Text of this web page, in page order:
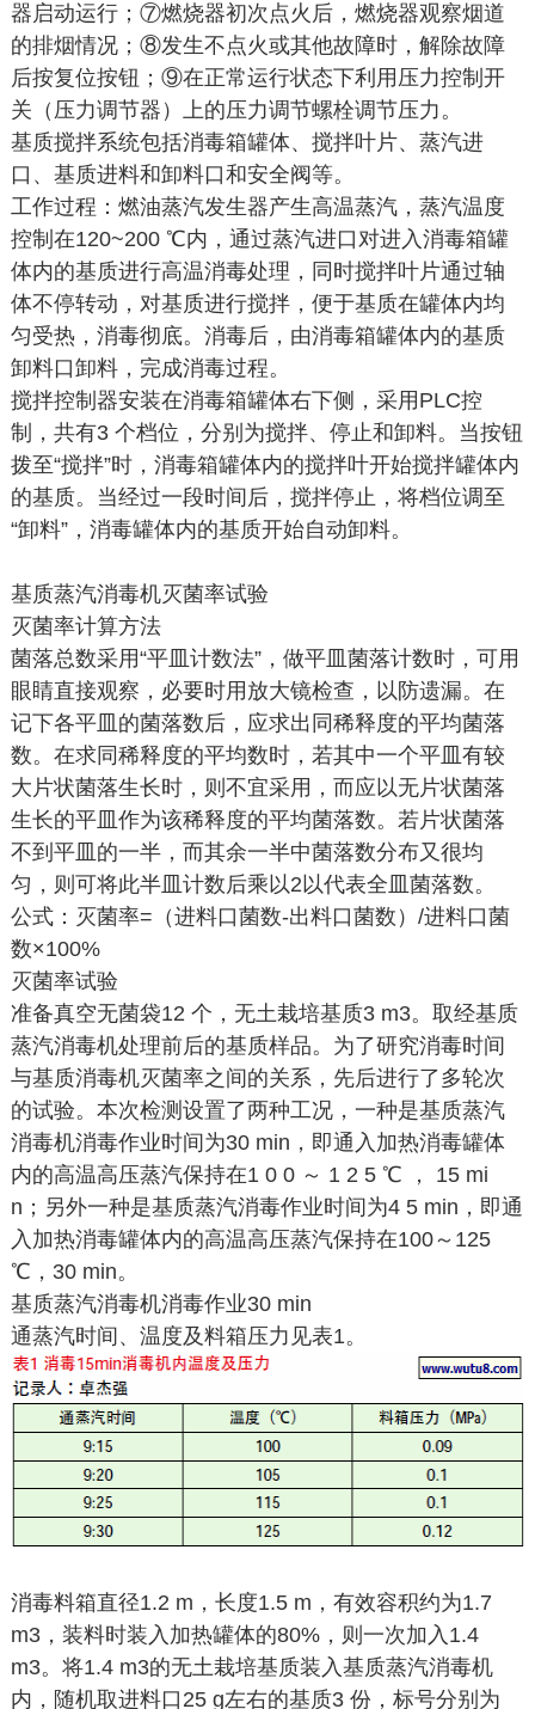
器启动运行；⑦燃烧器初次点火后，燃烧器观察烟道
的排烟情况；⑧发生不点火或其他故障时，解除故障
后按复位按钮；⑨在正常运行状态下利用压力控制开
关（压力调节器）上的压力调节螺栓调节压力。
基质搅拌系统包括消毒箱罐体、搅拌叶片、蒸汽进
口、基质进料和卸料口和安全阀等。
工作过程：燃油蒸汽发生器产生高温蒸汽，蒸汽温度
控制在120~200 ℃内，通过蒸汽进口对进入消毒箱罐
体内的基质进行高温消毒处理，同时搅拌叶片通过轴
体不停转动，对基质进行搅拌，便于基质在罐体内均
匀受热，消毒彻底。消毒后，由消毒箱罐体内的基质
卸料口卸料，完成消毒过程。
搅拌控制器安装在消毒箱罐体右下侧，采用PLC控
制，共有3 个档位，分别为搅拌、停止和卸料。当按钮
拨至“搅拌”时，消毒箱罐体内的搅拌叶开始搅拌罐体内
的基质。当经过一段时间后，搅拌停止，将档位调至
“卸料”，消毒罐体内的基质开始自动卸料。
基质蒸汽消毒机灭菌率试验
灭菌率计算方法
菌落总数采用“平皿计数法”，做平皿菌落计数时，可用
眼睛直接观察，必要时用放大镜检查，以防遗漏。在
记下各平皿的菌落数后，应求出同稀释度的平均菌落
数。在求同稀释度的平均数时，若其中一个平皿有较
大片状菌落生长时，则不宜采用，而应以无片状菌落
生长的平皿作为该稀释度的平均菌落数。若片状菌落
不到平皿的一半，而其余一半中菌落数分布又很均
匀，则可将此半皿计数后乘以2以代表全皿菌落数。
公式：灭菌率=（进料口菌数-出料口菌数）/进料口菌
数×100%
灭菌率试验
准备真空无菌袋12 个，无土栽培基质3 m3。取经基质
蒸汽消毒机处理前后的基质样品。为了研究消毒时间
与基质消毒机灭菌率之间的关系，先后进行了多轮次
的试验。本次检测设置了两种工况，一种是基质蒸汽
消毒机消毒作业时间为30 min，即通入加热消毒罐体
内的高温高压蒸汽保持在1 0 0 ～ 1 2 5 ℃ ， 15 mi
n；另外一种是基质蒸汽消毒作业时间为4 5 min，即通
入加热消毒罐体内的高温高压蒸汽保持在100～125
℃，30 min。
基质蒸汽消毒机消毒作业30 min
通蒸汽时间、温度及料箱压力见表1。
消毒料箱直径1.2 m，长度1.5 m，有效容积约为1.7
m3，装料时装入加热罐体的80%，则一次加入1.4
m3。将1.4 m3的无土栽培基质装入基质蒸汽消毒机
内，随机取进料口25 g左右的基质3 份，标号分别为